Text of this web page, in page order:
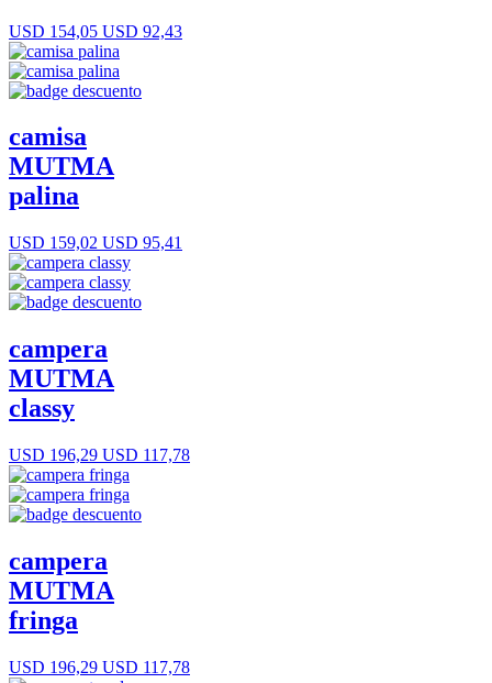
USD 154,05 USD 92,43
camisa
MUTMA
palina
USD 159,02 USD 95,41
campera
MUTMA
classy
USD 196,29 USD 117,78
campera
MUTMA
fringa
USD 196,29 USD 117,78